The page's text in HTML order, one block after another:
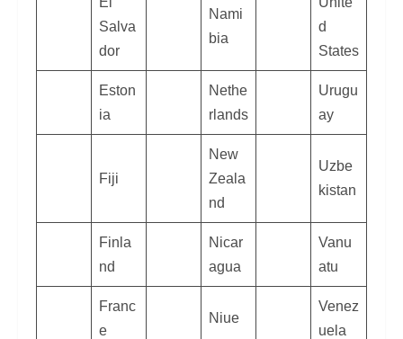
Salva
dor
Nami
bia
d
States
Eston
ia
Nethe
rlands
Urugu
ay
Fiji
New
Zeala
nd
Uzbe
kistan
Finla
nd
Nicar
agua
Vanu
atu
Franc
e
Niue
Venez
uela